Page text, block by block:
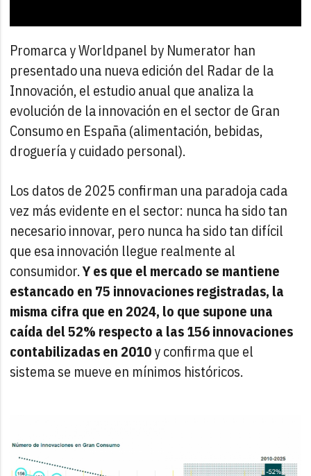
Promarca y Worldpanel by Numerator han
presentado una nueva edición del Radar de la
Innovación, el estudio anual que analiza la
evolución de la innovación en el sector de Gran
Consumo en España (alimentación, bebidas,
droguería y cuidado personal).
Los datos de 2025 confirman una paradoja cada
vez más evidente en el sector: nunca ha sido tan
necesario innovar, pero nunca ha sido tan difícil
que esa innovación llegue realmente al
consumidor.Y es que el mercado se mantiene
estancado en 75 innovaciones registradas, la
misma cifra que en 2024, lo que supone una
caída del 52% respecto a las 156 innovaciones
contabilizadas en 2010y confirma que el
sistema se mueve en mínimos históricos.